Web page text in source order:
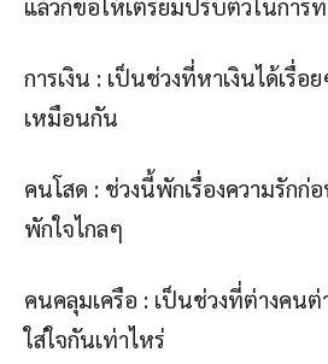
แล้วก็ขอให้เตรียมปรับตัวในการท
การเงิน : เป็นช่วงที่หาเงินได้เรื่อ
เหมือนกัน
คนโสด : ช่วงนี้พักเรื่องความรักก่
พักใจไกลๆ
คนคลุมเครือ : เป็นช่วงที่ต่างคนต่
ใส่ใจกันเท่าไหร่